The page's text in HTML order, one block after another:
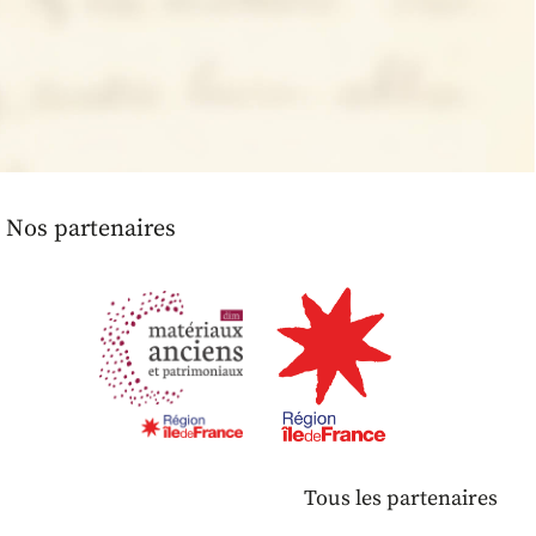
Nos partenaires
Tous les partenaires